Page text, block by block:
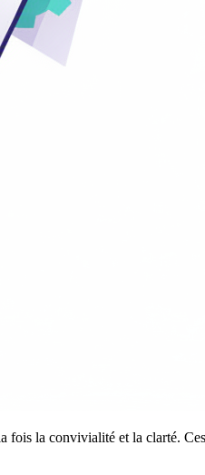
la convivialité et la clarté.